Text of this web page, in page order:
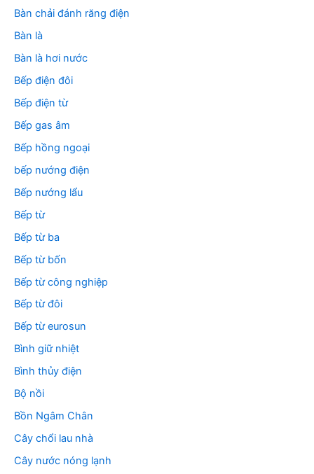
Bàn chải đánh răng điện
Bàn là
Bàn là hơi nước
Bếp điện đôi
Bếp điện từ
Bếp gas âm
Bếp hồng ngoại
bếp nướng điện
Bếp nướng lẩu
Bếp từ
Bếp từ ba
Bếp từ bốn
Bếp từ công nghiệp
Bếp từ đôi
Bếp từ eurosun
Bình giữ nhiệt
Bình thủy điện
Bộ nồi
Bồn Ngâm Chân
Cây chổi lau nhà
Cây nước nóng lạnh